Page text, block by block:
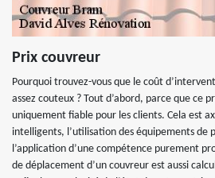
Prix couvreur
Pourquoi trouvez-vous que le coût
assez couteux ? Tout d’abord, parce que ce
uniquement fiable pour les clients. Cela est
intelligents, l’utilisation des équipements
l’application d’une compétence purement
de déplacement d’un couvreur est aussi